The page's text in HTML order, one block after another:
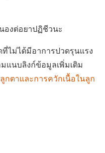
องต่อยาปฏิชีวนะ
ไม่ได้มีอาการปวดรุนแรง
แนบลิงก์ข้อมูลเพิ่มเติม
ตาและการควักเนื้อในลูก